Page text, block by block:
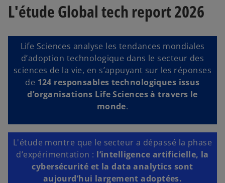
n
s
u
o
u
v
e
l
o
n
g
l
e
t
n
s
o
u
v
e
l
o
n
g
l
e
t
n
s
u
o
u
v
e
l
o
n
g
l
e
t
L'étude Global tech report 2026
Life Sciences analyse les tendances mondiales
d’adoption technologique dans le secteur des
sciences de la vie, en s’appuyant sur les réponses
de 124 responsables technologiques issus
d’organisations Life Sciences à travers le
monde.
L'étude montre que le secteur a dépassé la phase
d’expérimentation : l’intelligence artificielle, la
cybersécurité et la data analytics sont
aujourd’hui largement adoptées.